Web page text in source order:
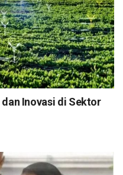
Inovasi di Sektor